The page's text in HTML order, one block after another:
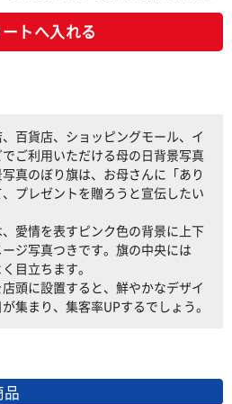
トへ入れる
百貨店、ショッピングモール、イ
ご利用いただける母の日背景写真
真のぼり旗は、お母さんに「あり
プレゼントを贈ろうと宣伝したい
愛情を表すピンク色の背景に上下
ジ写真つきです。旗の中央には
目立ちます。
頭に設置すると、鮮やかなデザイ
集まり、集客率UPするでしょう。
品